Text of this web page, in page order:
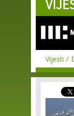
Vijesti